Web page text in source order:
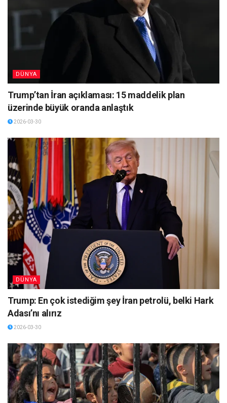
DÜNYA
Trump’tan İran açıklaması: 15 maddelik plan
üzerinde büyük oranda anlaştık
2026-03-30
DÜNYA
Trump: En çok istediğim şey İran petrolü, belki Hark
Adası’nı alırız
2026-03-30